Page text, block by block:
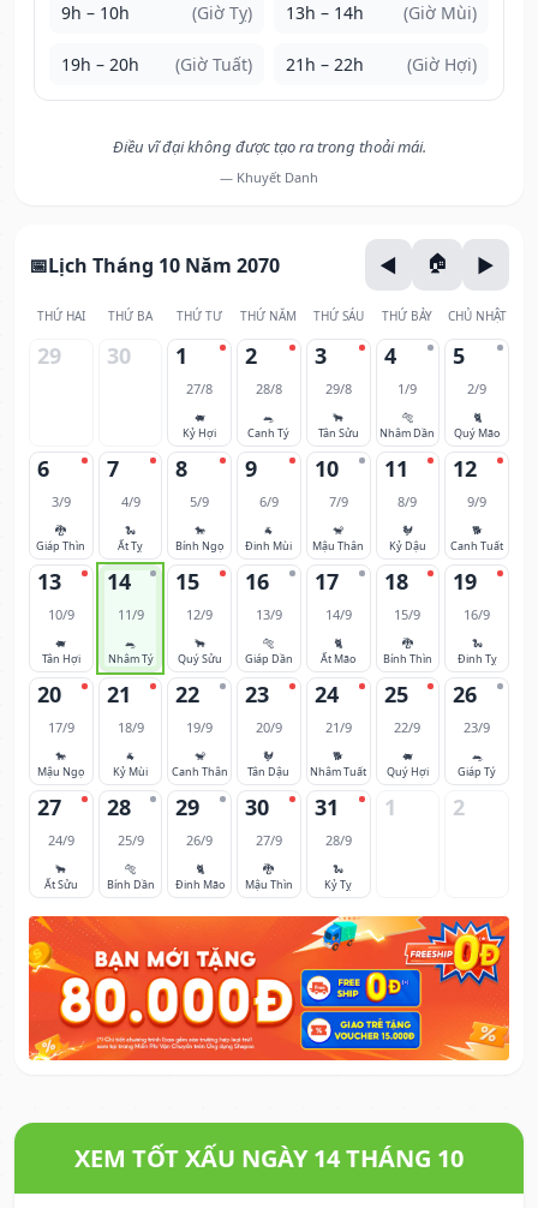
9h – 10h (Giờ Tỵ) 13h – 14h (Giờ Mùi)
19h – 20h (Giờ Tuất) 21h – 22h (Giờ Hợi)
Điều vĩ đại không được tạo ra trong thoải mái.
— Khuyết Danh
Lịch Tháng 10 Năm 2070
THỨ HAI THỨ BA THỨ TƯ THỨ NĂM THỨ SÁU THỨ BẢY CHỦ NHẬT
29 30 1
27/8
🐖
Kỷ Hợi
2
28/8
🐀
Canh Tý
3
29/8
🐂
Tân Sửu
4
1/9
🐅
Nhâm Dần
5
2/9
🐈
Quý Mão
6
3/9
🐉
Giáp Thìn
7
4/9
🐍
Ất Tỵ
8
5/9
🐎
Bính Ngọ
9
6/9
🐐
Đinh Mùi
10
7/9
🐒
Mậu Thân
11
8/9
🐓
Kỷ Dậu
12
9/9
🐕
Canh Tuất
13
10/9
🐖
Tân Hợi
14
11/9
🐀
Nhâm Tý
15
12/9
🐂
Quý Sửu
16
13/9
🐅
Giáp Dần
17
14/9
🐈
Ất Mão
18
15/9
🐉
Bính Thìn
19
16/9
🐍
Đinh Tỵ
20
17/9
🐎
Mậu Ngọ
21
18/9
🐐
Kỷ Mùi
22
19/9
🐒
Canh Thân
23
20/9
🐓
Tân Dậu
24
21/9
🐕
Nhâm Tuất
25
22/9
🐖
Quý Hợi
26
23/9
🐀
Giáp Tý
27
24/9
🐂
Ất Sửu
28
25/9
🐅
Bính Dần
29
26/9
🐈
Đinh Mão
30
27/9
🐉
Mậu Thìn
31
28/9
🐍
Kỷ Tỵ
1 2
XEM TỐT XẤU NGÀY 14 THÁNG 10